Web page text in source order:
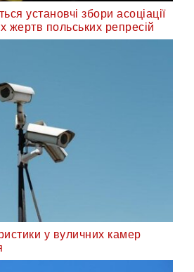
установчі збори асоціації
жертв польських репресій
у вуличних камер